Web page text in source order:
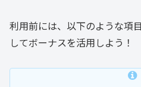
利用前には、以下のような項
してボーナスを活用しよう！